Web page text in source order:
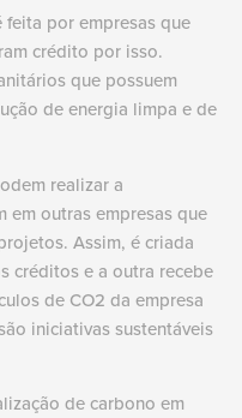
por empresas que
crédito por isso.
que possuem
de energia limpa e de
realizar a
em outras empresas que
Assim, é criada
créditos e a outra recebe
de CO2 da empresa
iniciativas sustentáveis
de carbono em